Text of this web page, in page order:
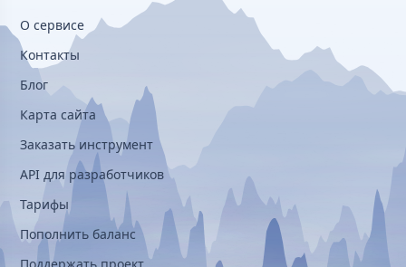
О сервисе
Контакты
Блог
Карта сайта
Заказать инструмент
API для разработчиков
Тарифы
Пополнить баланс